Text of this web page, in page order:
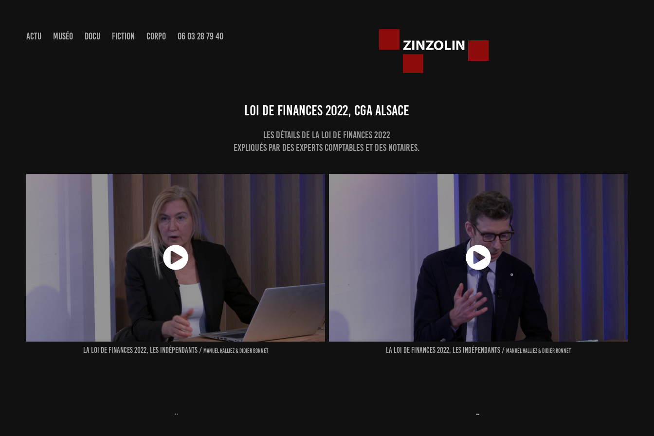
ACTU MUSÉO DOCU FICTION CORPO 06 03 28 79 40
loi de finances 2022, CGA Alsace
Les détails de la loi de Finances 2022
la loi de finances 2022, les indépendants / manuel halliez & Didier bonnet la loi de finances 2022, les indépendants /manuel halliez & Didier bonnet